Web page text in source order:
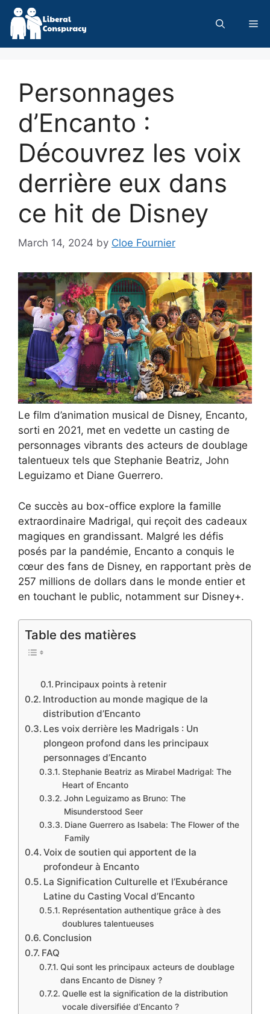
Skip
content
Personnages
d’Encanto :
Découvrez les voix
derrière eux dans
ce hit de Disney
March 14, 2024 by Cloe Fournier
Le film d’animation musical de Disney, Encanto,
sorti en 2021, met en vedette un casting de
personnages vibrants des acteurs de doublage
talentueux tels que Stephanie Beatriz, John
Leguizamo et Diane Guerrero.
Ce succès au box-office explore la famille
extraordinaire Madrigal, qui reçoit des cadeaux
magiques en grandissant. Malgré les défis
posés par la pandémie, Encanto a conquis le
cœur des fans de Disney, en rapportant près de
257 millions de dollars dans le monde entier et
en touchant le public, notamment sur Disney+.
Table des matières
Principaux points à retenir
Introduction au monde magique de la
distribution d’Encanto
Les voix derrière les Madrigals : Un
plongeon profond dans les principaux
personnages d’Encanto
Stephanie Beatriz as Mirabel Madrigal: The
Heart of Encanto
John Leguizamo as Bruno: The
Misunderstood Seer
Diane Guerrero as Isabela: The Flower of the
Family
Voix de soutien qui apportent de la
profondeur à Encanto
La Signification Culturelle et l’Exubérance
Latine du Casting Vocal d’Encanto
Représentation authentique grâce à des
doublures talentueuses
Conclusion
FAQ
Qui sont les principaux acteurs de doublage
dans Encanto de Disney ?
Quelle est la signification de la distribution
vocale diversifiée d’Encanto ?